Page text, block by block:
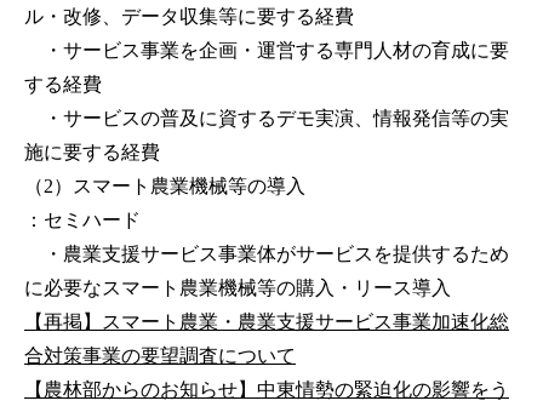
ル・改修、データ収集等に要する経費
・サービス事業を企画・運営する専門人材の育成に要
する経費
・サービスの普及に資するデモ実演、情報発信等の実
施に要する経費
（2）スマート農業機械等の導入
：セミハード
・農業支援サービス事業体がサービスを提供するため
に必要なスマート農業機械等の購入・リース導入
【再掲】スマート農業・農業支援サービス事業加速化総
合対策事業の要望調査について
【農林部からのお知らせ】中東情勢の緊迫化の影響をう